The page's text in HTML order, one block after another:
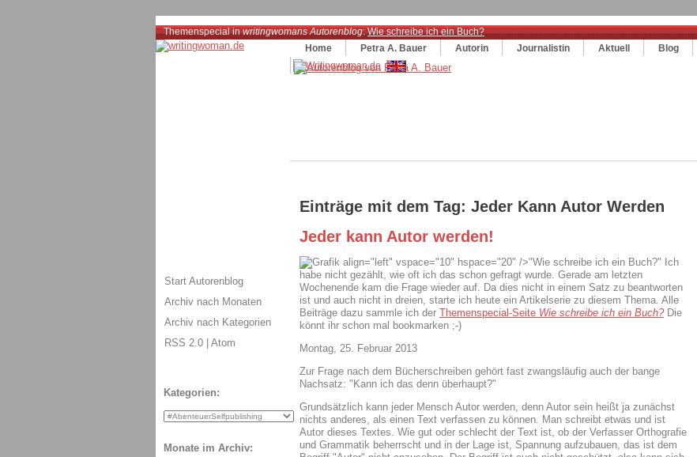
Themenspecial inwritingwomans Autorenblog:Wie schreibe ich ein Buch?
Home
Petra A. Bauer Autorin Journalistin Aktuell Blog
Einträge mit dem Tag: Jeder Kann Autor Werden
Jeder kann Autor werden!
align="left" vspace="10" hspace="20" />"Wie schreibe ich ein Buch?" Ich
habe nicht gezählt, wie oft ich das schon gefragt wurde. Gerade am letzten
Wochenende kam die Frage wieder auf. Da dies nicht in einem Satz zu beantworten
ist und auch nicht in dreien, starte ich heute ein Artikelserie zu diesem Thema. Alle
Beiträge dazu sammle ich der Themenspecial-Seite Wie schreibe ich ein Buch?Die
könnt ihr schon mal bookmarken ;-)
Montag, 25. Februar 2013
Zur Frage nach dem Bücherschreiben gehört fast zwangsläufig auch der bange
Nachsatz: "Kann ich das denn überhaupt?"
Grundsätzlich kann jeder Mensch Autor werden, denn Autor sein heißt ja zunächst
nichts anderes, als einen Text verfassen zu können. Man schreibt etwas und ist
Autor dieses Textes. Wie gut oder schlecht der Text ist, ob der Verfasser Orthografie
und Grammatik beherrscht und in der Lage ist, Spannung aufzubauen, das ist dem
Start Autorenblog
Archiv nach Monaten
Archiv nach Kategorien
RSS 2.0 | Atom
Kategorien:
Monate im Archiv: